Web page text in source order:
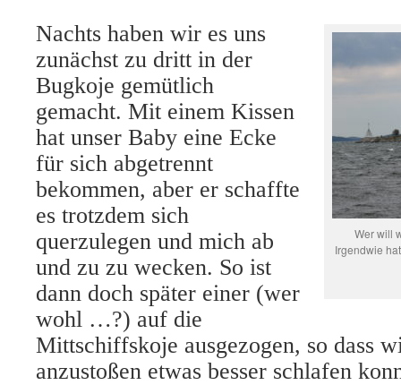
Wer will
Irgendwie
Nachts haben wir es uns
zunächst zu dritt in der
Bugkoje gemütlich
gemacht. Mit einem Kissen
hat unser Baby eine Ecke
für sich abgetrennt
bekommen, aber er schaffte
es trotzdem sich
querzulegen und mich ab
und zu zu wecken. So ist
dann doch später einer (wer
wohl …?) auf die
Mittschiffskoje ausgezogen, so dass
anzustoßen etwas besser schlafen